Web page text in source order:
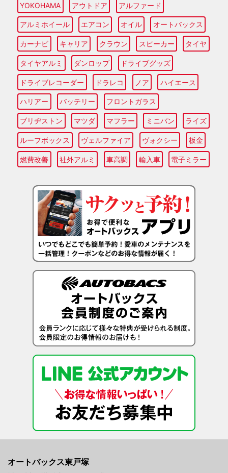
YOKOHAMA アウトドア アルファード
アルミホイール エアコン オイル オートバックス
カーナビ キャリア クラウン スピーカー タイヤ
タイヤアルミ ダンロップ ドライブグッズ
ドライブレコーダー ドラレコ ノア ハイエース
ハリアー バッテリー フロントガラス
ブリヂストン マツダ マフラー ミニバン ライズ
ルーフボックス ヴェルファイア ヴォクシー 板金
燃費改善 社外アルミ 車高調 輸入車 電子ミラー
オートバックス東戸塚